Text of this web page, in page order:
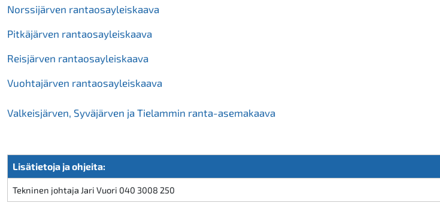
Norssijärven rantaosayleiskaava
Pitkäjärven rantaosayleiskaava
Reisjärven rantaosayleiskaava
Vuohtajärven rantaosayleiskaava
Valkeisjärven, Syväjärven ja Tielammin ranta-asemakaava
Lisätietoja ja ohjeita:
Tekninen johtaja Jari Vuori 040 3008 250